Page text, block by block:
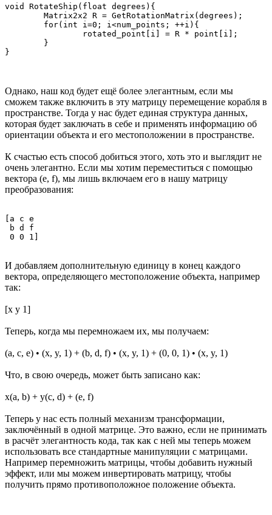
void RotateShip(float degrees){
        Matrix2x2 R = GetRotationMatrix(degrees);
        for(int i=0; i<num_points; ++i){
                rotated_point[i] = R * point[i];
        }
Однако, наш код будет ещё более элегантным, если мы
сможем также включить в эту матрицу перемещение корабля в
пространстве. Тогда у нас будет единая структура данных,
которая будет заключать в себе и применять информацию об
ориентации объекта и его местоположении в пространстве.
К счастью есть способ добиться этого, хоть это и выглядит не
очень элегантно. Если мы хотим переместиться с помощью
вектора (e, f), мы лишь включаем его в нашу матрицу
преобразования:
[a c e
b d f
И добавляем дополнительную единицу в конец каждого
вектора, определяющего местоположение объекта, например
так:
[x y 1]
Теперь, когда мы перемножаем их, мы получаем:
(a, c, e) • (x, y, 1) + (b, d, f) • (x, y, 1) + (0, 0, 1) • (x, y, 1)
Что, в свою очередь, может быть записано как:
x(a, b) + y(c, d) + (e, f)
Теперь у нас есть полный механизм трансформации,
заключённый в одной матрице. Это важно, если не принимать
в расчёт элегантность кода, так как с ней мы теперь можем
использовать все стандартные манипуляции с матрицами.
Например перемножить матрицы, чтобы добавить нужный
эффект, или мы можем инвертировать матрицу, чтобы
получить прямо противоположное положение объекта.